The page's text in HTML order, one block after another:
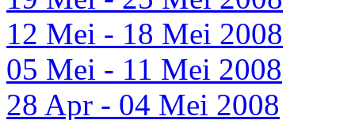
12 Mei - 18 Mei 2008
05 Mei - 11 Mei 2008
28 Apr - 04 Mei 2008